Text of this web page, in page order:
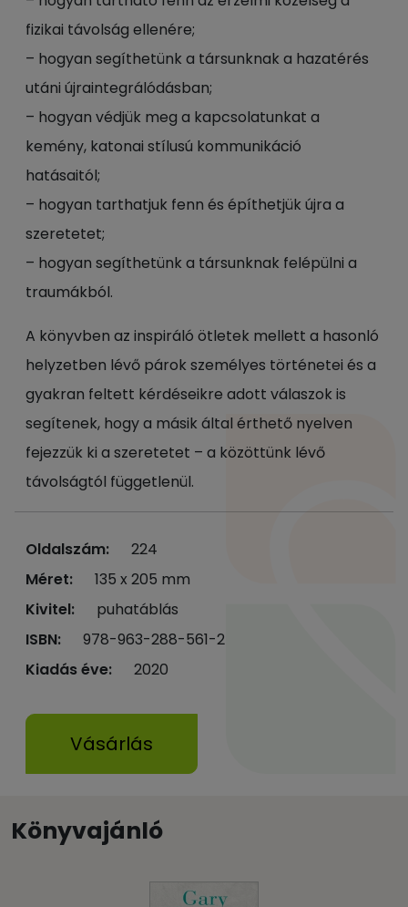
fizikai távolság ellenére;
– hogyan segíthetünk a társunknak a hazatérés
utáni újraintegrálódásban;
– hogyan védjük meg a kapcsolatunkat a
kemény, katonai stílusú kommunikáció
hatásaitól;
– hogyan tarthatjuk fenn és építhetjük újra a
szeretetet;
– hogyan segíthetünk a társunknak felépülni a
traumákból.
A könyvben az inspiráló ötletek mellett a hasonló
helyzetben lévő párok személyes történetei és a
gyakran feltett kérdéseikre adott válaszok is
segítenek, hogy a másik által érthető nyelven
fejezzük ki a szeretetet – a közöttünk lévő
távolságtól függetlenül.
Oldalszám:
224
Méret:
135 x 205 mm
Kivitel:
puhatáblás
ISBN:
978-963-288-561-2
Kiadás éve:
2020
Vásárlás
Könyvajánló